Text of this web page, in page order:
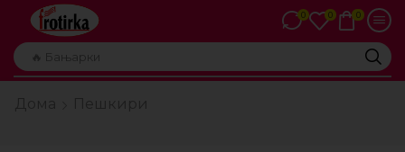
🔥 Бањарки
0 0 0